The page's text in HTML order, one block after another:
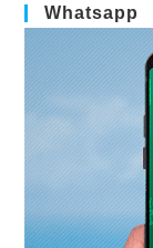
Whatsapp